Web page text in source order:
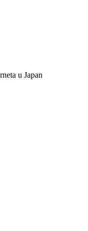
u Japan